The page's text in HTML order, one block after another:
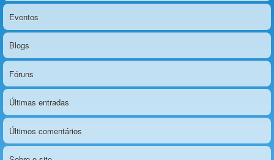
Eventos
Blogs
Fóruns
Últimas entradas
Últimos comentários